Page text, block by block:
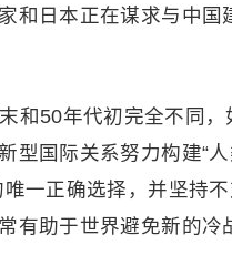
和日本正在谋求与中国
和50年代初完全不同，
型国际关系努力构建“
一正确选择，并坚持不
有助于世界避免新的冷